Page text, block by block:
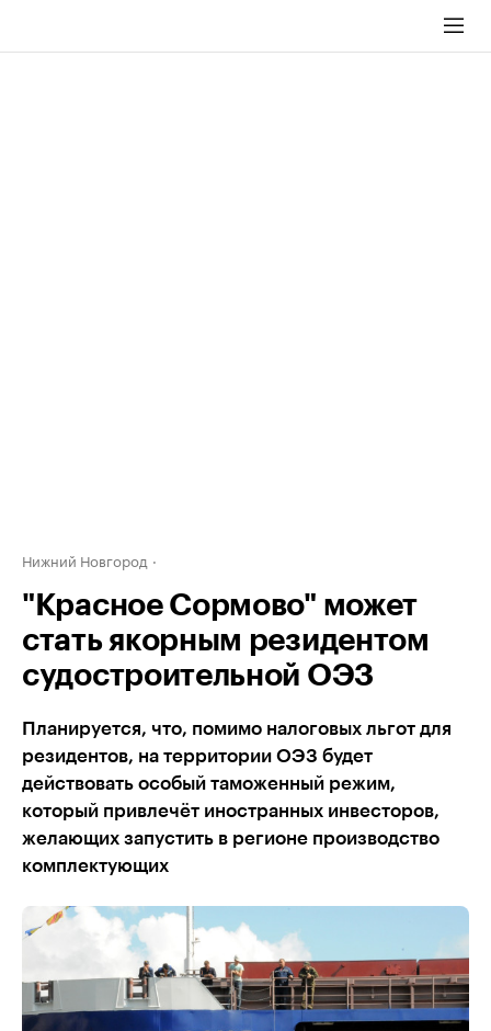
Нижний Новгород
"Красное Сормово" может
стать якорным резидентом
судостроительной ОЭЗ
Планируется, что, помимо налоговых льгот для
резидентов, на территории ОЭЗ будет
действовать особый таможенный режим,
который привлечёт иностранных инвесторов,
желающих запустить в регионе производство
комплектующих